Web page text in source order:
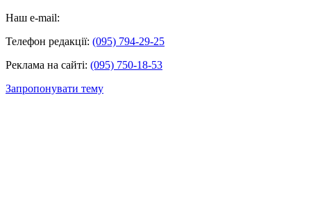
Наш e-mail:
Телефон редакції: (095) 794-29-25
Реклама на сайті: (095) 750-18-53
Запропонувати тему